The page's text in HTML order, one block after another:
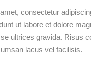
consectetur
ut labore et dolore
ultrices gravida. Risus
lacus vel facilisis.